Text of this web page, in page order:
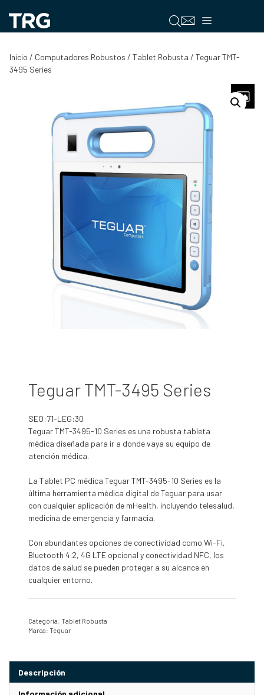
contenido
Menú
Inicio / Computadores Robustos / Tablet Robusta / Teguar TMT-
3495 Series
Teguar TMT-3495 Series
SEO:71-LEG:30
Teguar TMT-3495-10 Series es una robusta tableta
médica diseñada para ir a donde vaya su equipo de
atención médica.
La Tablet PC médica Teguar TMT-3495-10 Series es la
última herramienta médica digital de Teguar para usar
con cualquier aplicación de mHealth, incluyendo telesalud,
medicina de emergencia y farmacia.
Con abundantes opciones de conectividad como Wi-Fi,
Bluetooth 4.2, 4G LTE opcional y conectividad NFC, los
datos de salud se pueden proteger a su alcance en
cualquier entorno.
Categoría: Tablet Robusta
Marca: Teguar
Descripción